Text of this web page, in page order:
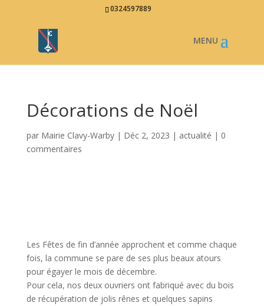
0324597889
Décorations de Noël
par Mairie Clavy-Warby| Déc 2, 2023 | actualité | 0
commentaires
Les Fêtes de fin d’année approchent et comme chaque
fois, la commune se pare de ses plus beaux atours
pour égayer le mois de décembre.
Pour cela, nos deux ouvriers ont fabriqué avec du bois
de récupération de jolis rênes et quelques sapins